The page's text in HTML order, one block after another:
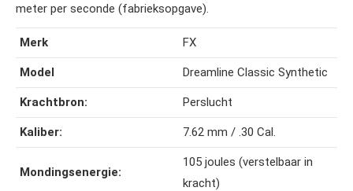
meter per seconde (fabrieksopgave).
Merk FX
Model Dreamline Classic Synthetic
Krachtbron: Perslucht
Kaliber: 7.62 mm / .30 Cal.
Mondingsenergie:
105 joules (verstelbaar in
kracht)